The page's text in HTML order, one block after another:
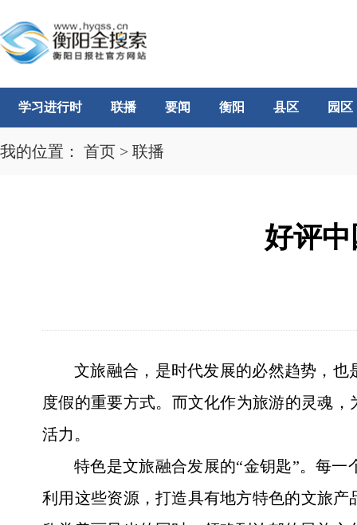
学习进行时 联播 要闻 衡阳 县区 园区
我的位置： 首页 > 联播
好评
文旅融合，是时代发展的必然趋势，
度假的重要方式。而文化作为旅游的灵魂
活力。
特色是文旅融合发展的“金钥匙”。每
利用这些资源，打造具有地方特色的文旅